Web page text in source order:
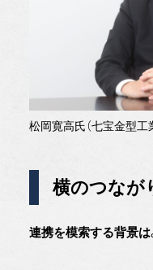
松岡寛高氏（七宝金型工
横のつなが
連携を模索する背景は